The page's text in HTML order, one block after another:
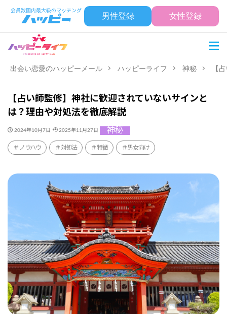
男性登録 女性登録
出会い恋愛のハッピーメール ハッピーライフ 神秘 【
【占い師監修】神社に歓迎されていないサインと
は？理由や対処法を徹底解説
2024年10月7日 2025年11月27日 神秘
ノウハウ 対処法 特徴 男女向け